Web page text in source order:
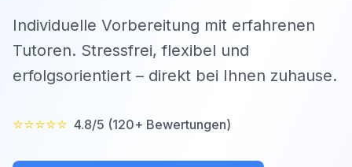
Individuelle Vorbereitung mit erfahrenen
Tutoren. Stressfrei, flexibel und
erfolgsorientiert – direkt bei Ihnen zuhause.
⭐⭐⭐⭐⭐ 4.8/5 (120+ Bewertungen)